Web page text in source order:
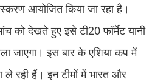
आयोजित किया जा रहा है।
को देखते हुए इसे टी20 फॉर्मेट यानी
इस बार के एशिया कप में
रही हैं। इन टीमों में भारत और